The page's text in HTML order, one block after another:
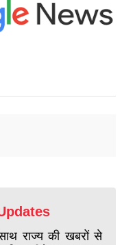
राज्य की खबरों से